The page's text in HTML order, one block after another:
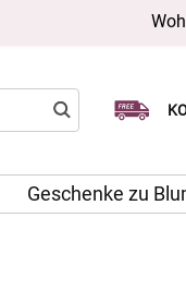
Geschenke zu